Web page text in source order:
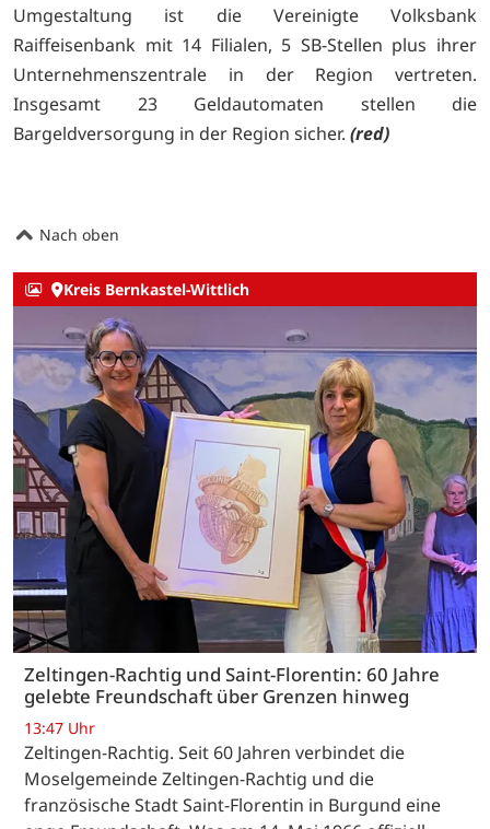
Umgestaltung ist die Vereinigte Volksbank
Raiffeisenbank mit 14 Filialen, 5 SB-Stellen plus ihrer
Unternehmenszentrale in der Region vertreten.
Insgesamt 23 Geldautomaten stellen die
Bargeldversorgung in der Region sicher. (red)
Nach oben
Kreis Bernkastel-Wittlich
Zeltingen-Rachtig und Saint-Florentin: 60 Jahre
gelebte Freundschaft über Grenzen hinweg
13:47 Uhr
Zeltingen-Rachtig. Seit 60 Jahren verbindet die
Moselgemeinde Zeltingen-Rachtig und die
französische Stadt Saint-Florentin in Burgund eine